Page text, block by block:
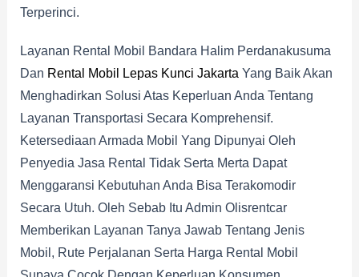
Terperinci.
Layanan Rental Mobil Bandara Halim Perdanakusuma
Dan Rental Mobil Lepas Kunci Jakarta Yang Baik Akan
Menghadirkan Solusi Atas Keperluan Anda Tentang
Layanan Transportasi Secara Komprehensif.
Ketersediaan Armada Mobil Yang Dipunyai Oleh
Penyedia Jasa Rental Tidak Serta Merta Dapat
Menggaransi Kebutuhan Anda Bisa Terakomodir
Secara Utuh. Oleh Sebab Itu Admin Olisrentcar
Memberikan Layanan Tanya Jawab Tentang Jenis
Mobil, Rute Perjalanan Serta Harga Rental Mobil